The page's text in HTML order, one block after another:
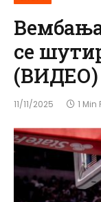
се
(ВИДЕО)
11/11/2025 1 Min